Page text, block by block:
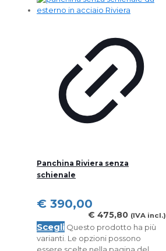
Panchina Riviera senza
schienale
€ 390,00
€ 475,80 (IVA incl.)
Scegli Questo prodotto ha più
varianti. Le opzioni possono